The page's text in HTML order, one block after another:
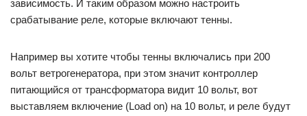
зависимость. И таким образом можно настроить
срабатывание реле, которые включают тенны.
Например вы хотите чтобы тенны включались при 200
вольт ветрогенератора, при этом значит контроллер
питающийся от трансформатора видит 10 вольт, вот
выставляем включение (Load on) на 10 вольт, и реле будут